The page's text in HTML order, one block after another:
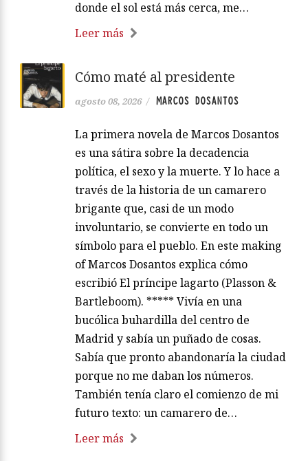
donde el sol está más cerca, me…
Leer más
Cómo maté al presidente
agosto 08, 2026 / MARCOS DOSANTOS
La primera novela de Marcos Dosantos
es una sátira sobre la decadencia
política, el sexo y la muerte. Y lo hace a
través de la historia de un camarero
brigante que, casi de un modo
involuntario, se convierte en todo un
símbolo para el pueblo. En este making
of Marcos Dosantos explica cómo
escribió El príncipe lagarto (Plasson &
Bartleboom). ***** Vivía en una
bucólica buhardilla del centro de
Madrid y sabía un puñado de cosas.
Sabía que pronto abandonaría la ciudad
porque no me daban los números.
También tenía claro el comienzo de mi
futuro texto: un camarero de…
Leer más